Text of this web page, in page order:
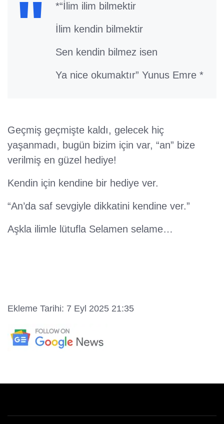
*“İlim ilim bilmektir
İlim kendin bilmektir
Sen kendin bilmez isen
Ya nice okumaktır” Yunus Emre *
Geçmiş geçmişte kaldı, gelecek hiç
yaşanmadı, bugün bizim için var, “an” bize
verilmiş en güzel hediye!
Kendin için kendine bir hediye ver.
“An’da saf sevgiyle dikkatini kendine ver.”
Aşkla ilimle lütufla Selamen selame…
Ekleme Tarihi: 7 Eyl 2025 21:35